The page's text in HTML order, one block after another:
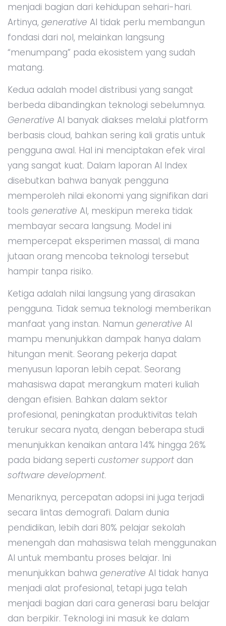
menjadi bagian dari kehidupan sehari-hari.
Artinya, generative AI tidak perlu membangun
fondasi dari nol, melainkan langsung
“menumpang” pada ekosistem yang sudah
matang.
Kedua adalah model distribusi yang sangat
berbeda dibandingkan teknologi sebelumnya.
Generative AI banyak diakses melalui platform
berbasis cloud, bahkan sering kali gratis untuk
pengguna awal. Hal ini menciptakan efek viral
yang sangat kuat. Dalam laporan AI Index
disebutkan bahwa banyak pengguna
memperoleh nilai ekonomi yang signifikan dari
tools generative AI, meskipun mereka tidak
membayar secara langsung. Model ini
mempercepat eksperimen massal, di mana
jutaan orang mencoba teknologi tersebut
hampir tanpa risiko.
Ketiga adalah nilai langsung yang dirasakan
pengguna. Tidak semua teknologi memberikan
manfaat yang instan. Namun generative AI
mampu menunjukkan dampak hanya dalam
hitungan menit. Seorang pekerja dapat
menyusun laporan lebih cepat. Seorang
mahasiswa dapat merangkum materi kuliah
dengan efisien. Bahkan dalam sektor
profesional, peningkatan produktivitas telah
terukur secara nyata, dengan beberapa studi
menunjukkan kenaikan antara 14% hingga 26%
pada bidang seperti customer support dan
software development.
Menariknya, percepatan adopsi ini juga terjadi
secara lintas demografi. Dalam dunia
pendidikan, lebih dari 80% pelajar sekolah
menengah dan mahasiswa telah menggunakan
AI untuk membantu proses belajar. Ini
menunjukkan bahwa generative AI tidak hanya
menjadi alat profesional, tetapi juga telah
menjadi bagian dari cara generasi baru belajar
dan berpikir. Teknologi ini masuk ke dalam